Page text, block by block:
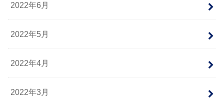
2022年6月
2022年5月
2022年4月
2022年3月